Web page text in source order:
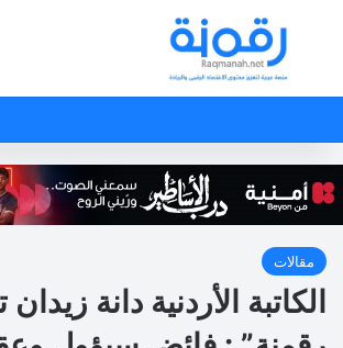
بحث عن
مقالات
الكاتبة الأردنية دانة